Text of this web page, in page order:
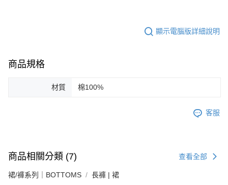
顯示電腦版詳細說明
商品規格
材質 棉100%
客服
商品相關分類 (7) 查看全部
裙/褲系列｜BOTTOMS 長褲 | 裙